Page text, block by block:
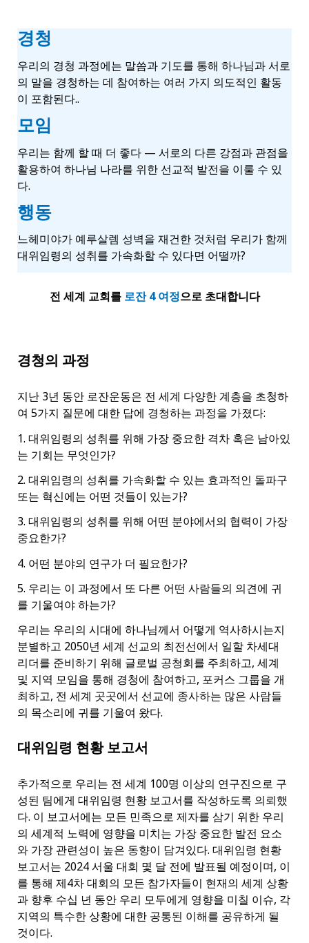
경청
우리의 경청 과정에는 말씀과 기도를 통해 하나님과 서로
의 말을 경청하는 데 참여하는 여러 가지 의도적인 활동
이 포함된다..
모임
우리는 함께 할 때 더 좋다 — 서로의 다른 강점과 관점을
활용하여 하나님 나라를 위한 선교적 발전을 이룰 수 있
다.
행동
느헤미야가 예루살렘 성벽을 재건한 것처럼 우리가 함께
대위임령의 성취를 가속화할 수 있다면 어떨까?
전 세계 교회를 로잔 4 여정으로 초대합니다
경청의 과정
지난 3년 동안 로잔운동은 전 세계 다양한 계층을 초청하
여 5가지 질문에 대한 답에 경청하는 과정을 가졌다:
1. 대위임령의 성취를 위해 가장 중요한 격차 혹은 남아있
는 기회는 무엇인가?
2. 대위임령의 성취를 가속화할 수 있는 효과적인 돌파구
또는 혁신에는 어떤 것들이 있는가?
3. 대위임령의 성취를 위해 어떤 분야에서의 협력이 가장
중요한가?
4. 어떤 분야의 연구가 더 필요한가?
5. 우리는 이 과정에서 또 다른 어떤 사람들의 의견에 귀
를 기울여야 하는가?
우리는 우리의 시대에 하나님께서 어떻게 역사하시는지
분별하고 2050년 세계 선교의 최전선에서 일할 차세대
리더를 준비하기 위해 글로벌 공청회를 주최하고, 세계
및 지역 모임을 통해 경청에 참여하고, 포커스 그룹을 개
최하고, 전 세계 곳곳에서 선교에 종사하는 많은 사람들
의 목소리에 귀를 기울여 왔다.
대위임령 현황 보고서
추가적으로 우리는 전 세계 100명 이상의 연구진으로 구
성된 팀에게 대위임령 현황 보고서를 작성하도록 의뢰했
다. 이 보고서에는 모든 민족으로 제자를 삼기 위한 우리
의 세계적 노력에 영향을 미치는 가장 중요한 발전 요소
와 가장 관련성이 높은 동향이 담겨있다. 대위임령 현황
보고서는 2024 서울 대회 몇 달 전에 발표될 예정이며, 이
를 통해 제4차 대회의 모든 참가자들이 현재의 세계 상황
과 향후 수십 년 동안 우리 모두에게 영향을 미칠 이슈, 각
지역의 특수한 상황에 대한 공통된 이해를 공유하게 될
것이다.